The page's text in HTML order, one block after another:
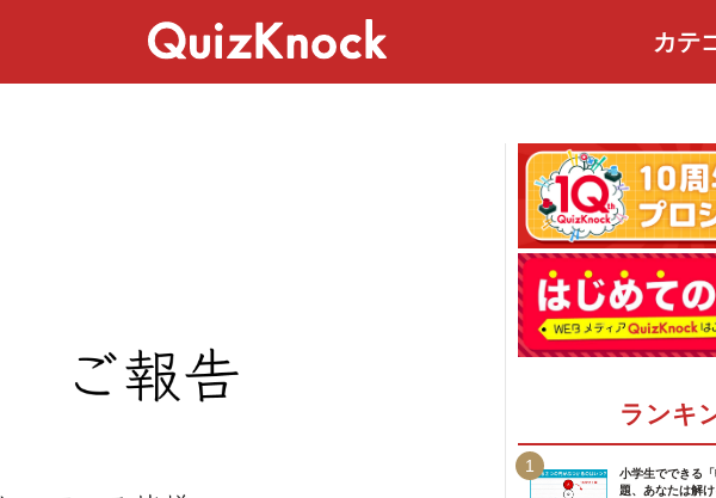
カテ
ランキ
1
小学生でできる
題、あなたは解け